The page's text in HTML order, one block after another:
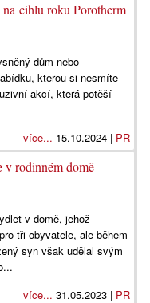
cihlu roku Porotherm
dům nebo
kterou si nesmíte
akcí, která potěší
více... 15.10.2024 | PR
rodinném domě
v domě, jehož
tři obyvatele, ale během
syn však udělal svým
více... 31.05.2023 | PR